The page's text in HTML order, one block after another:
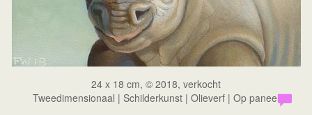
24 x 18 cm, © 2018, verkocht
Tweedimensionaal | Schilderkunst | Olieverf | Op paneel